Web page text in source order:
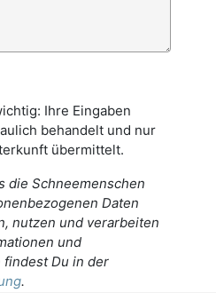
Ihre Eingaben
behandelt und nur
übermittelt.
die Schneemenschen
Daten
nutzen und verarbeiten
und
Du in der
.